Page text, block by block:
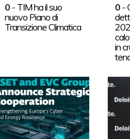
0- TIM ha il suo
nuovo Piano di
Transizione Climatica
0 -
in